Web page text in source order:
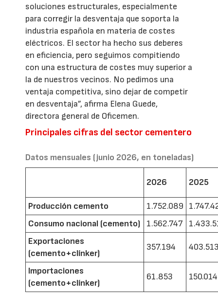
soluciones estructurales, especialmente
para corregir la desventaja que soporta la
industria española en materia de costes
eléctricos. El sector ha hecho sus deberes
en eficiencia, pero seguimos compitiendo
con una estructura de costes muy superior a
la de nuestros vecinos. No pedimos una
ventaja competitiva, sino dejar de competir
en desventaja”, afirma Elena Guede,
directora general de Oficemen.
Principales cifras del sector cementero
Datos mensuales (junio 2026, en toneladas)
2026 2025
Producción cemento 1.752.089
Consumo nacional (cemento)
1.562.747
Exportaciones
(cemento+clínker)
357.194
Importaciones
(cemento+clínker)
61.853 150.014